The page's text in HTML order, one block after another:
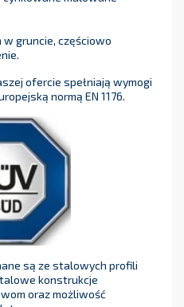
w gruncie, częściowo
ofercie spełniają wymogi
normą EN 1176.
są ze stalowych profili
konstrukcje
oraz możliwość